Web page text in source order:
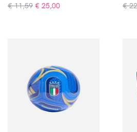
€ 11,59 € 25,00 €